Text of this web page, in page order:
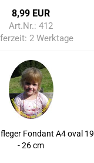
8,99 EUR
Art.Nr.: 412
2 Werktage
Fondant A4 oval 19
- 26 cm